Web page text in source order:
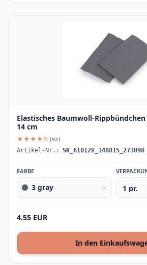
Elastisches Baumwoll-
14 cm
★★★★½ (92)
Artikel-Nr.: SK_610128_148815_273898
FARBE
3 gray
4.55 EUR
In den